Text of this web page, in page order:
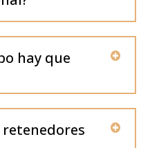
hay que
retenedores